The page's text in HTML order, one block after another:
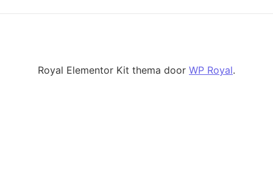
Royal Elementor Kit thema door WP Royal.